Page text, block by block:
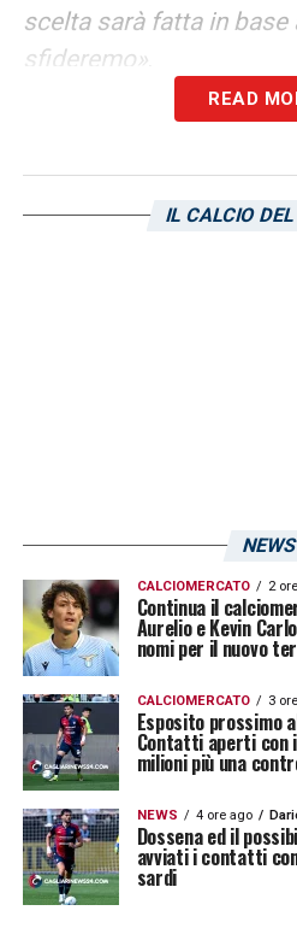
scelta sarà fatta in base
sfideremo».
LEGGI LA CONFERENZA
LA PLAYLIST DELLE
READ
IL CALCIO
NEWS
CALCIOMERCATO 2
Continua il
Aurelio e Kevin
nomi per il nuovo
CALCIOMERCATO 3
Esposito prossimo
Contatti aperti con
milioni più una
NEWS 4 ore ago
Dossena ed il
avviati i contatti
sardi